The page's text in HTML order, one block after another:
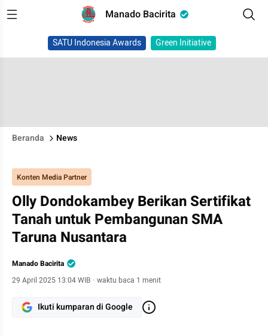
Manado Bacirita
SATU Indonesia Awards Green Initiative
Beranda News
Konten Media Partner
Olly Dondokambey Berikan Sertifikat
Tanah untuk Pembangunan SMA
Taruna Nusantara
Manado Bacirita
29 April 2025 13:04 WIB · waktu baca 1 menit
Ikuti kumparan di Google